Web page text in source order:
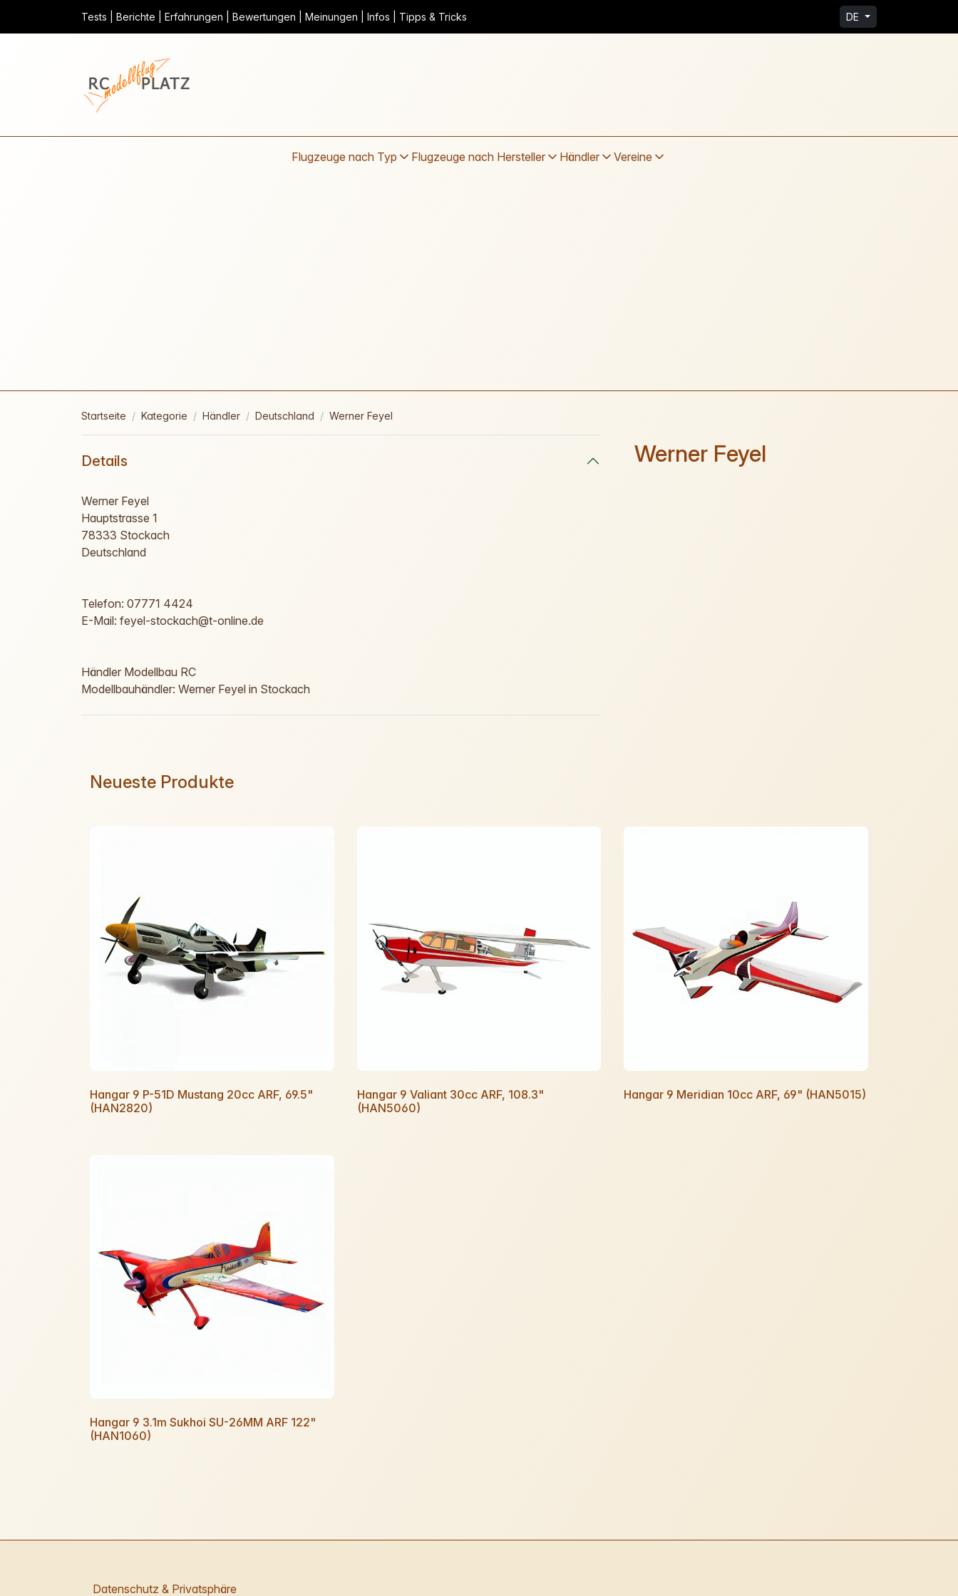
Tests | Berichte | Erfahrungen | Bewertungen | Meinungen | Infos | Tipps & Tricks DE
Flugzeuge nach Typ Flugzeuge nach Hersteller Händler Vereine
Startseite Kategorie Händler Deutschland Werner Feyel
Werner Feyel
Details
Werner Feyel
Hauptstrasse 1
78333 Stockach
Deutschland
Telefon: 07771 4424
E-Mail: feyel-stockach@t-online.de
Händler Modellbau RC
Modellbauhändler: Werner Feyel in Stockach
Neueste Produkte
Hangar 9 P-51D Mustang 20cc ARF, 69.5"
(HAN2820)
Hangar 9 Valiant 30cc ARF, 108.3"
(HAN5060)
Hangar 9 Meridian 10cc ARF, 69" (HAN5015)
Hangar 9 3.1m Sukhoi SU-26MM ARF 122"
(HAN1060)
Datenschutz & Privatsphäre